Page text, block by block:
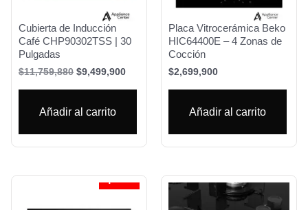
Cubierta de Inducción
Café CHP90302TSS | 30
Pulgadas
$11,759,880 $9,499,900
Añadir al carrito
Placa Vitrocerámica Beko
HIC64400E – 4 Zonas de
Cocción
$2,699,900
Añadir al carrito